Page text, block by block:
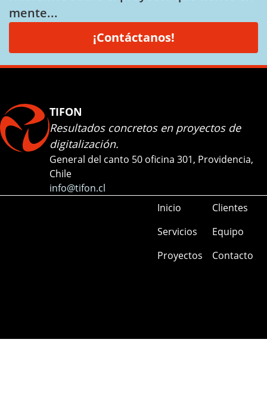
mente...
¡Contáctanos!
TIFON
Resultados concretos en proyectos de
digitalización.
General del canto 50 oficina 301, Providencia,
Chile
info@tifon.cl
Inicio
Servicios
Proyectos
Clientes
Equipo
Contacto